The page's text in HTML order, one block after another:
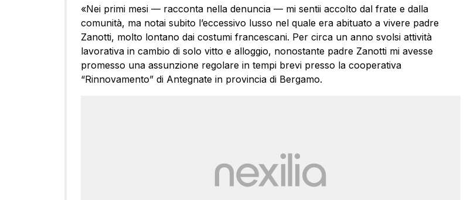
«Nei primi mesi — racconta nella denuncia — mi sentii accolto dal frate e dalla
comunità, ma notai subito l’eccessivo lusso nel quale era abituato a vivere padre
Zanotti, molto lontano dai costumi francescani. Per circa un anno svolsi attività
lavorativa in cambio di solo vitto e alloggio, nonostante padre Zanotti mi avesse
promesso una assunzione regolare in tempi brevi presso la cooperativa
“Rinnovamento” di Antegnate in provincia di Bergamo.